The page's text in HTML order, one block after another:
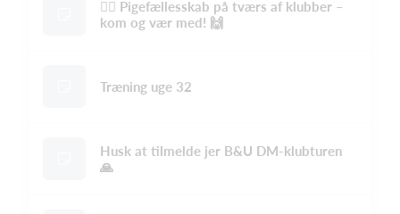
🚴‍♀️ Pigefællesskab på tværs af klubber –
kom og vær med! 🙌
Træning uge 32
Husk at tilmelde jer B&U DM-klubturen
🙏